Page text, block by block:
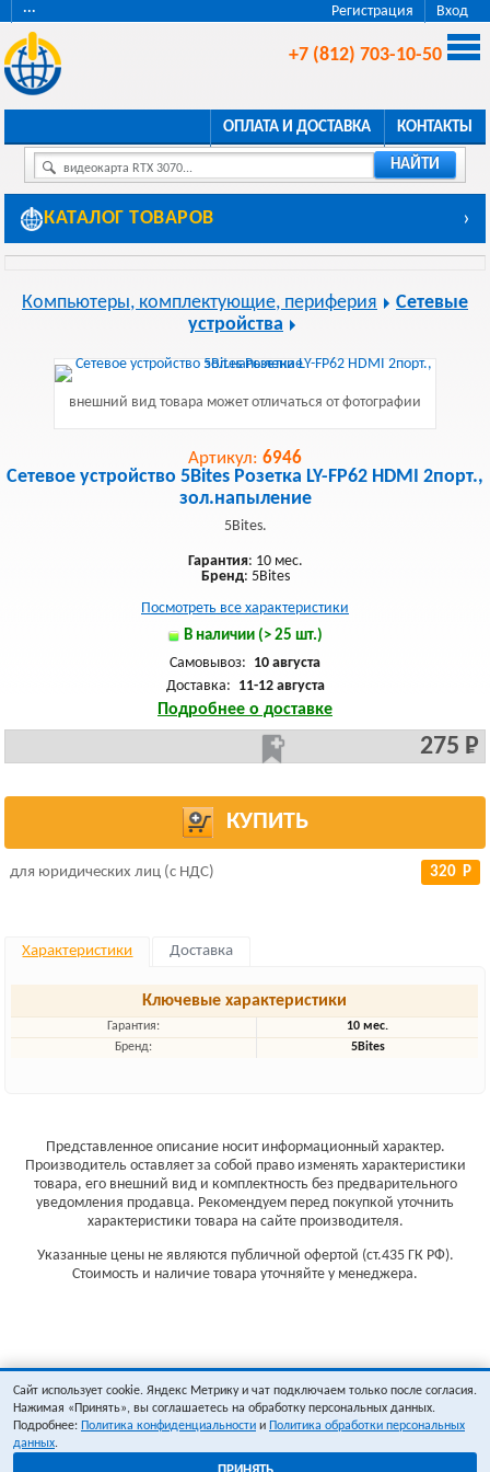
Регистрация Вход
···
+7 (812) 703-10-50
ОПЛАТА И ДОСТАВКА КОНТАКТЫ
видеокарта RTX 3070... НАЙТИ
КАТАЛОГ ТОВАРОВ ›
Компьютеры, комплектующие, периферия
Сетевые
устройства
внешний вид товара может отличаться от фотографии
Артикул: 6946
Сетевое устройство 5Bites Розетка LY-FP62 HDMI 2порт.,
зол.напыление
5Bites.
Гарантия: 10 мес.
Бренд: 5Bites
Посмотреть все характеристики
В наличии (> 25 шт.)
Самовывоз: 10 августа
Доставка: 11-12 августа
Подробнее о доставке
275 Р
КУПИТЬ
для юридических лиц (с НДС) 320 Р
Характеристики Доставка
Ключевые характеристики
Гарантия:
10 мес.
Бренд:
5Bites
Представленное описание носит информационный характер.
Производитель оставляет за собой право изменять характеристики
товара, его внешний вид и комплектность без предварительного
уведомления продавца. Рекомендуем перед покупкой уточнить
характеристики товара на сайте производителя.
Указанные цены не являются публичной офертой (ст.435 ГК РФ).
Стоимость и наличие товара уточняйте у менеджера.
Сайт использует cookie. Яндекс Метрику и чат подключаем только после согласия.
Нажимая «Принять», вы соглашаетесь на обработку персональных данных.
Подробнее: Политика конфиденциальности и Политика обработки персональных
данных.